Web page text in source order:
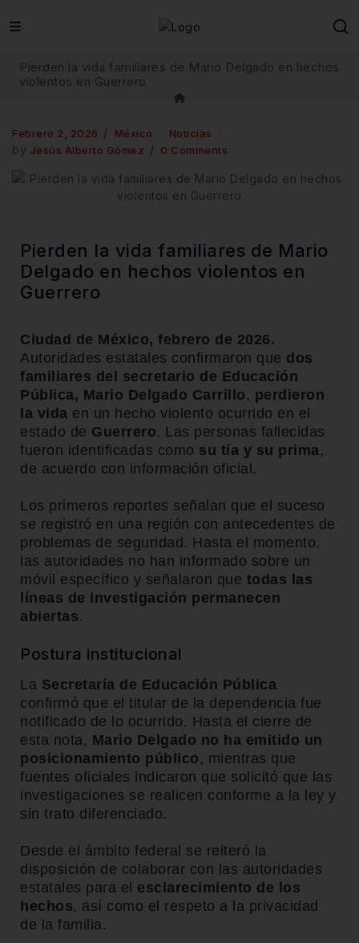
Pierden la vida familiares de Mario Delgado en hechos
violentos en Guerrero
Febrero 2, 2026 México Noticias
by Jesús Alberto Gómez 0 Comments
Pierden la vida familiares de Mario
Delgado en hechos violentos en
Guerrero
Ciudad de México, febrero de 2026.
Autoridades estatales confirmaron que dos
familiares del secretario de Educación
Pública, Mario Delgado Carrillo , perdieron
la vida en un hecho violento ocurrido en el
estado de Guerrero. Las personas fallecidas
fueron identificadas como su tía y su prima,
de acuerdo con información oficial.
Los primeros reportes señalan que el suceso
se registró en una región con antecedentes de
problemas de seguridad. Hasta el momento,
las autoridades no han informado sobre un
móvil específico y señalaron que todas las
líneas de investigación permanecen
abiertas.
Postura institucional
La Secretaría de Educación Pública
confirmó que el titular de la dependencia fue
notificado de lo ocurrido. Hasta el cierre de
esta nota, Mario Delgado no ha emitido un
posicionamiento público , mientras que
fuentes oficiales indicaron que solicitó que las
investigaciones se realicen conforme a la ley y
sin trato diferenciado.
Desde el ámbito federal se reiteró la
disposición de colaborar con las autoridades
estatales para el esclarecimiento de los
hechos, así como el respeto a la privacidad
de la familia.